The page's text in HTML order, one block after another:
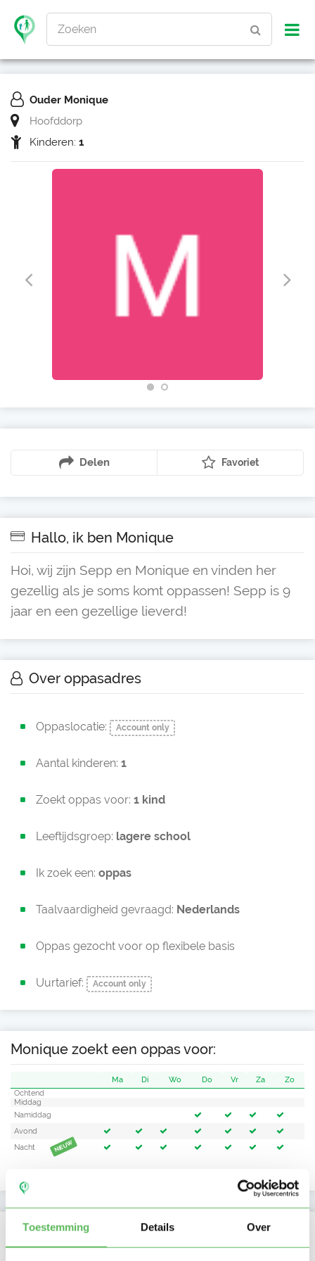
Toestemming Details Over
Zoeken
Ouder Monique
Hoofddorp
Kinderen: 1
Delen Favoriet
Hallo, ik ben Monique
Hoi, wij zijn Sepp en Monique en vinden her
gezellig als je soms komt oppassen! Sepp is 9
jaar en een gezellige lieverd!
Over oppasadres
Oppaslocatie: Account only
Aantal kinderen: 1
Zoekt oppas voor: 1 kind
Leeftijdsgroep: lagere school
Ik zoek een: oppas
Taalvaardigheid gevraagd: Nederlands
Oppas gezocht voor op flexibele basis
Uurtarief: Account only
Monique zoekt een oppas voor:
Ma Di Wo Do Vr Za
Zo
Ochtend
Middag
Namiddag
Avond
Nacht
NIEUW
Activiteit op Oppasland